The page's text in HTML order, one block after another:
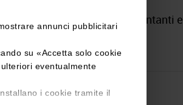
annunci pubblicitari
su «Accetta solo cookie
eventualmente
i cookie tramite il
di Commercio, Rappresentanti e